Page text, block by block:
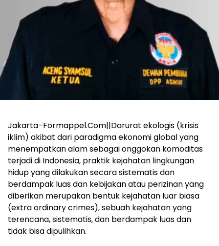
Jakarta–Formappel.Com||Darurat ekologis (krisis
iklim) akibat dari paradigma ekonomi global yang
menempatkan alam sebagai onggokan komoditas
terjadi di Indonesia, praktik kejahatan lingkungan
hidup yang dilakukan secara sistematis dan
berdampak luas dan kebijakan atau perizinan yang
diberikan merupakan bentuk kejahatan luar biasa
(extra ordinary crimes), sebuah kejahatan yang
terencana, sistematis, dan berdampak luas dan
tidak bisa dipulihkan.